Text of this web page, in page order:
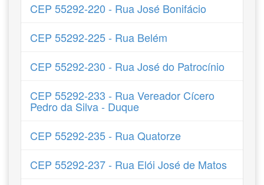
CEP 55292-220 - Rua José Bonifácio
CEP 55292-225 - Rua Belém
CEP 55292-230 - Rua José do Patrocínio
CEP 55292-233 - Rua Vereador Cícero
Pedro da Silva - Duque
CEP 55292-235 - Rua Quatorze
CEP 55292-237 - Rua Elói José de Matos